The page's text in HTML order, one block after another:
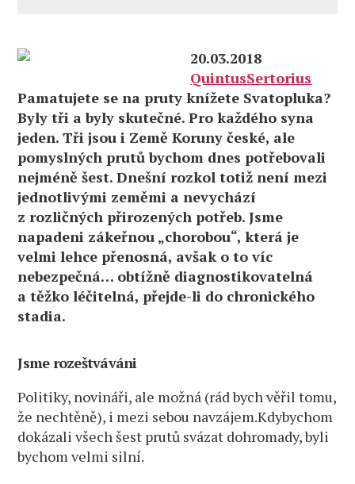
20.03.2018
QuintusSertorius
Pamatujete se na pruty knížete Svatopluka?
Byly tři a byly skutečné. Pro každého syna
jeden. Tři jsou i Země Koruny české, ale
pomyslných prutů bychom dnes potřebovali
nejméně šest. Dnešní rozkol totiž není mezi
jednotlivými zeměmi a nevychází
z rozličných přirozených potřeb. Jsme
napadeni zákeřnou „chorobou“, která je
velmi lehce přenosná, avšak o to víc
nebezpečná… obtížně diagnostikovatelná
a těžko léčitelná, přejde-li do chronického
stadia.
Jsme rozeštváváni
Politiky, novináři, ale možná (rád bych věřil tomu,
že nechtěně), i mezi sebou navzájem.Kdybychom
dokázali všech šest prutů svázat dohromady, byli
bychom velmi silní.